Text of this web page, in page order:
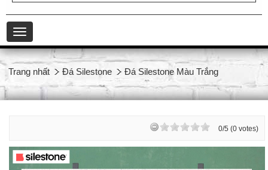
Toggle
navigation
Trang nhất Đá Silestone Đá Silestone Màu Trắng
0/5 (0 votes)